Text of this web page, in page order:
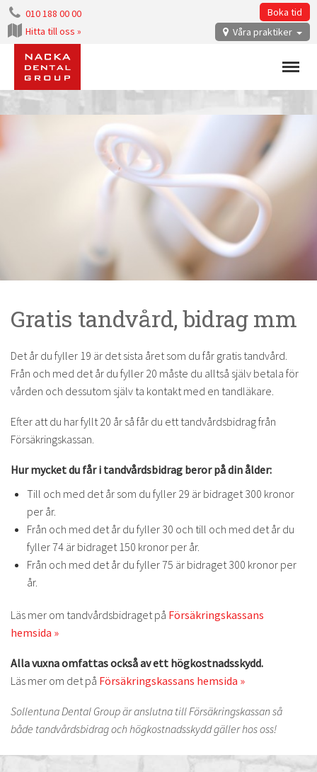
Våra praktiker
Boka tid
010 188 00 00
Hitta till oss »
Menu
Gratis tandvård, bidrag mm
Det år du fyller 19 är det sista året som du får gratis tandvård.
Från och med det år du fyller 20 måste du alltså själv betala för
vården och dessutom själv ta kontakt med en tandläkare.
Efter att du har fyllt 20 år så får du ett tandvårdsbidrag från
Försäkringskassan.
Hur mycket du får i tandvårdsbidrag beror på din ålder:
Till och med det år som du fyller 29 är bidraget 300 kronor
per år.
Från och med det år du fyller 30 och till och med det år du
fyller 74 är bidraget 150 kronor per år.
Från och med det år du fyller 75 är bidraget 300 kronor per
år.
Läs mer om tandvårdsbidraget på Försäkringskassans
hemsida »
Alla vuxna omfattas också av ett högkostnadsskydd.
Läs mer om det på Försäkringskassans hemsida »
Sollentuna Dental Group är anslutna till Försäkringskassan så
både tandvårdsbidrag och högkostnadsskydd gäller hos oss!